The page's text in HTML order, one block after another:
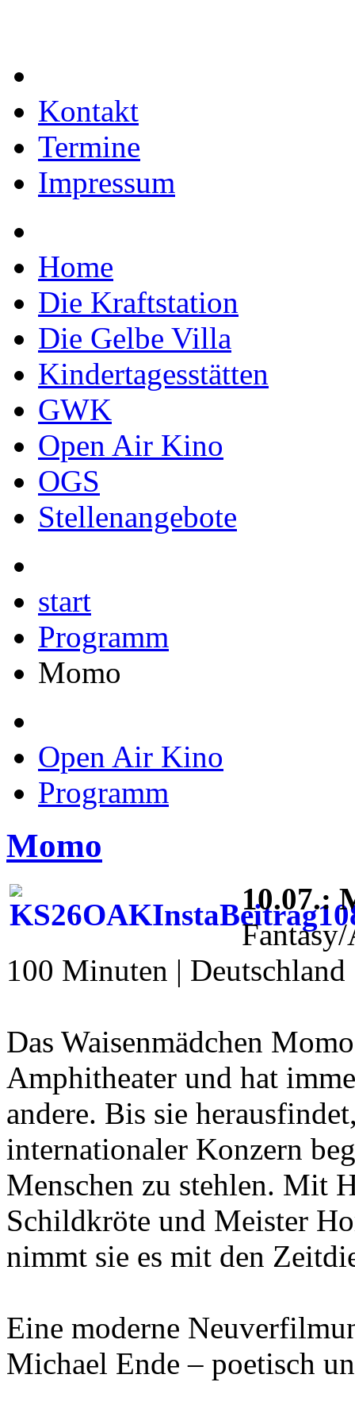
Kontakt
Termine
Impressum
Home
Die Kraftstation
Die Gelbe Villa
Kindertagesstätten
GWK
Open Air Kino
OGS
Stellenangebote
start
Programm
Momo
Open Air Kino
Programm
Momo
10.07.:
100 Minuten | Deutschland
Das Waisenmädchen
Amphitheater und hat
andere. Bis sie
internationaler Konzern
Menschen zu stehlen. Mit
Schildkröte und Meister
nimmt sie es mit den
Eine moderne
Michael Ende – poetisch